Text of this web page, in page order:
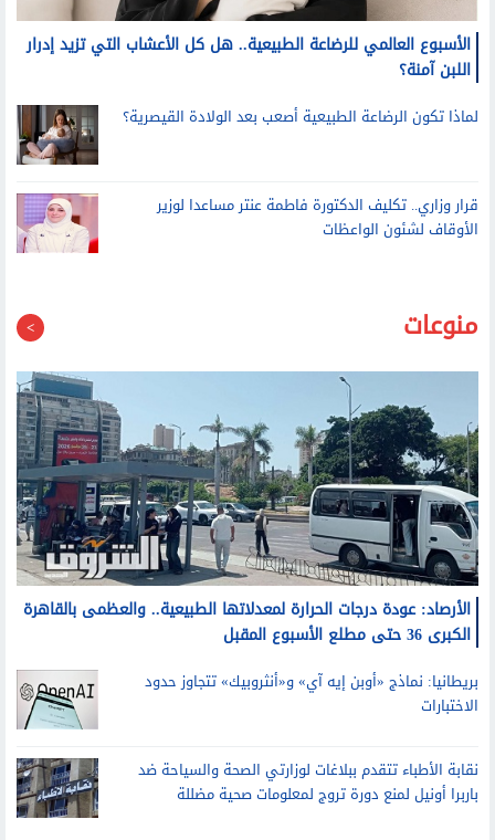
الأسبوع العالمي للرضاعة الطبيعية.. هل كل الأعشاب التي تزيد إدرار
اللبن آمنة؟
لماذا تكون الرضاعة الطبيعية أصعب بعد الولادة القيصرية؟
قرار وزاري.. تكليف الدكتورة فاطمة عنتر مساعدا لوزير
الأوقاف لشئون الواعظات
منوعات
الأرصاد: عودة درجات الحرارة لمعدلاتها الطبيعية.. والعظمى بالقاهرة
الكبرى 36 حتى مطلع الأسبوع المقبل
بريطانيا: نماذج «أوبن إيه آي» و«أنثروبيك» تتجاوز حدود
الاختبارات
نقابة الأطباء تتقدم ببلاغات لوزارتي الصحة والسياحة ضد
باربرا أونيل لمنع دورة تروج لمعلومات صحية مضللة